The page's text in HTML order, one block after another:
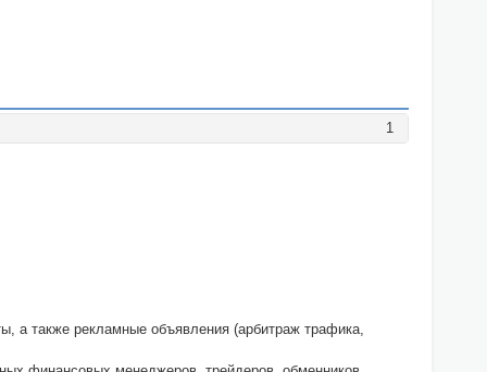
1
а также рекламные объявления (арбитраж трафика,